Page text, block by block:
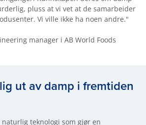
pluss at vi vet at de samarbeider
Vi ville ikke ha noen andre."
manager i AB World Foods
ut av damp i fremtiden
teknologi som gjør en